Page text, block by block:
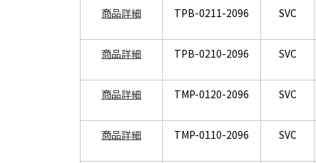
商品詳細 TPB-0211-2096 SVC
商品詳細 TPB-0210-2096 SVC
商品詳細 TMP-0120-2096 SVC
商品詳細 TMP-0110-2096 SVC